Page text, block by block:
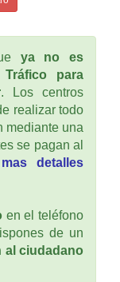
ya no es
para
. Los centros
realizar todo
mediante una
se pagan al
detalles
en el teléfono
de un
al ciudadano